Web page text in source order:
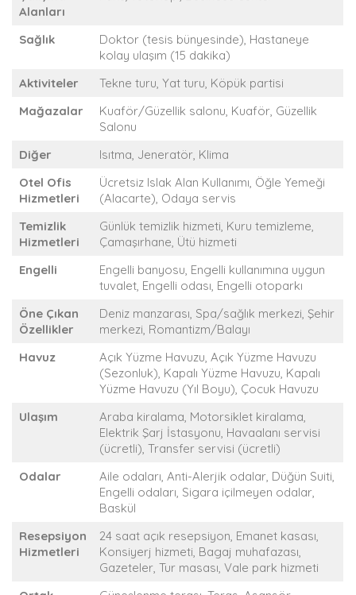
Alanları
Sağlık
Doktor (tesis bünyesinde), Hastaneye
kolay ulaşım (15 dakika)
Aktiviteler
Tekne turu, Yat turu, Köpük partisi
Mağazalar
Kuaför/Güzellik salonu, Kuaför, Güzellik
Salonu
Diğer
Isıtma, Jeneratör, Klima
Otel Ofis
Hizmetleri
Ücretsiz Islak Alan Kullanımı, Öğle Yemeği
(Alacarte), Odaya servis
Temizlik
Hizmetleri
Günlük temizlik hizmeti, Kuru temizleme,
Çamaşırhane, Ütü hizmeti
Engelli
Engelli banyosu, Engelli kullanımına uygun
tuvalet, Engelli odası, Engelli otoparkı
Öne Çıkan
Özellikler
Deniz manzarası, Spa/sağlık merkezi, Şehir
merkezi, Romantizm/Balayı
Havuz
Açık Yüzme Havuzu, Açık Yüzme Havuzu
(Sezonluk), Kapalı Yüzme Havuzu, Kapalı
Yüzme Havuzu (Yıl Boyu), Çocuk Havuzu
Ulaşım
Araba kiralama, Motorsiklet kiralama,
Elektrik Şarj İstasyonu, Havaalanı servisi
(ücretli), Transfer servisi (ücretli)
Odalar
Aile odaları, Anti-Alerjik odalar, Düğün Suiti,
Engelli odaları, Sigara içilmeyen odalar,
Baskül
Resepsiyon
Hizmetleri
24 saat açık resepsiyon, Emanet kasası,
Konsiyerj hizmeti, Bagaj muhafazası,
Gazeteler, Tur masası, Vale park hizmeti